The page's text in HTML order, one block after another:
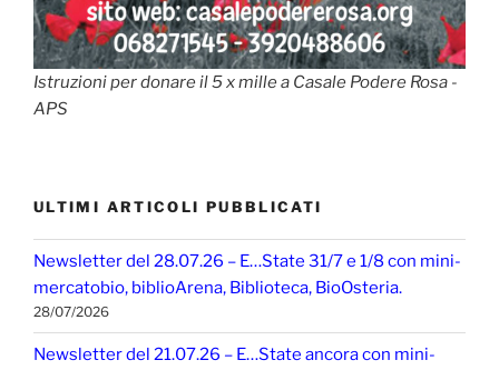
Istruzioni per donare il 5 x mille a Casale Podere Rosa -
APS
ULTIMI ARTICOLI PUBBLICATI
Newsletter del 28.07.26 – E…State 31/7 e 1/8 con mini-
mercatobio, biblioArena, Biblioteca, BioOsteria.
28/07/2026
Newsletter del 21.07.26 – E…State ancora con mini-